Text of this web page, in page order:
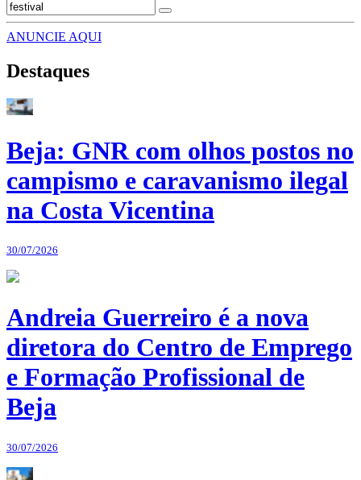
ANUNCIE AQUI
Destaques
Beja: GNR com olhos postos no
campismo e caravanismo ilegal
na Costa Vicentina
30/07/2026
Andreia Guerreiro é a nova
diretora do Centro de Emprego
e Formação Profissional de
Beja
30/07/2026